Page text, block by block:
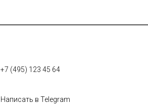
+7 (495) 123 45 64
Написать в Telegram